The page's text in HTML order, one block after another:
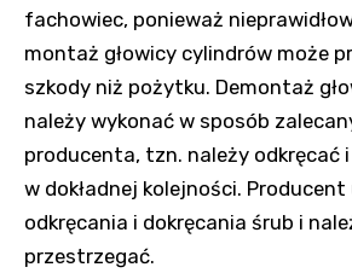
fachowiec, ponieważ
montaż głowicy cylindrów może
szkody niż pożytku. Demontaż
należy wykonać w sposób
producenta, tzn. należy odkręcać
w dokładnej kolejności.
odkręcania i dokręcania śrub i
przestrzegać.